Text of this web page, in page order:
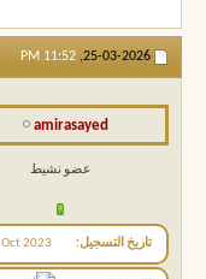
25-03-2026,
11:52 PM
amirasayed
عضو نشيط
تاريخ التسجيل Oct 2023